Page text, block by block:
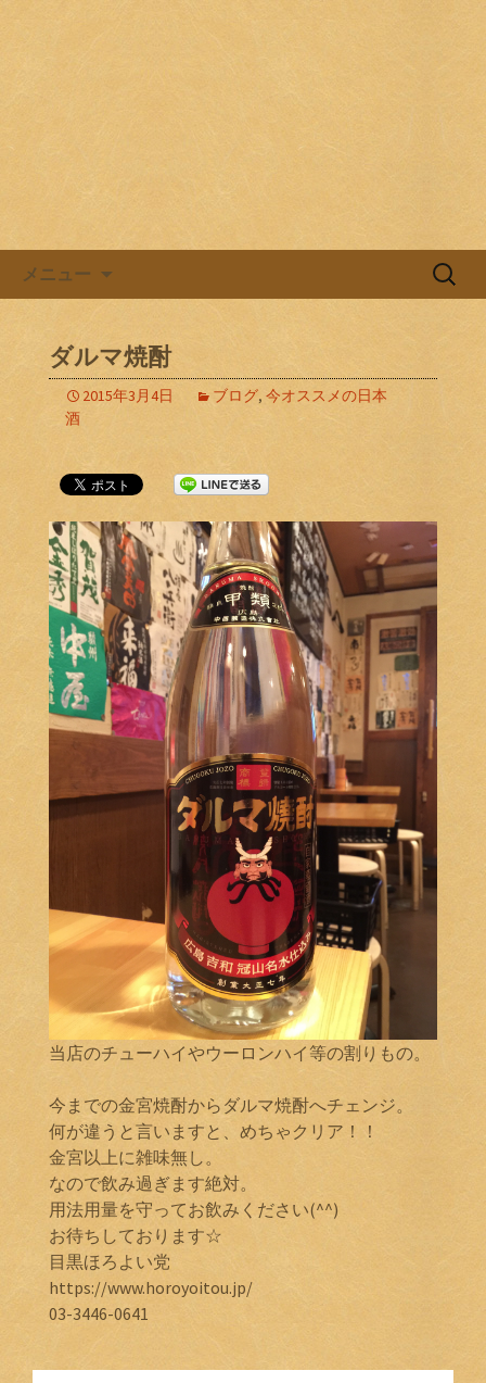
メニュー
検
ダルマ焼酎
2015年3月4日 ブログ, 今オススメの日本
酒
当店のチューハイやウーロンハイ等の割りもの。
今までの金宮焼酎からダルマ焼酎へチェンジ。
何が違うと言いますと、めちゃクリア！！
金宮以上に雑味無し。
なので飲み過ぎます絶対。
用法用量を守ってお飲みください(^^)
お待ちしております☆
目黒ほろよい党
https://www.horoyoitou.jp/
03-3446-0641